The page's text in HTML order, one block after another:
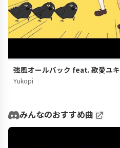
強風オールバック feat. 歌愛ユキ
Yukopi
みんなのおすすめ曲